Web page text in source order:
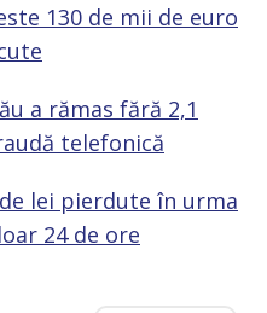
130 de mii de euro
a rămas fără 2,1
telefonică
lei pierdute în urma
24 de ore